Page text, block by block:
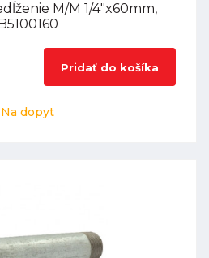
M/M 1/4"x60mm,
B5100160
Pridať do košíka
Na dopyt